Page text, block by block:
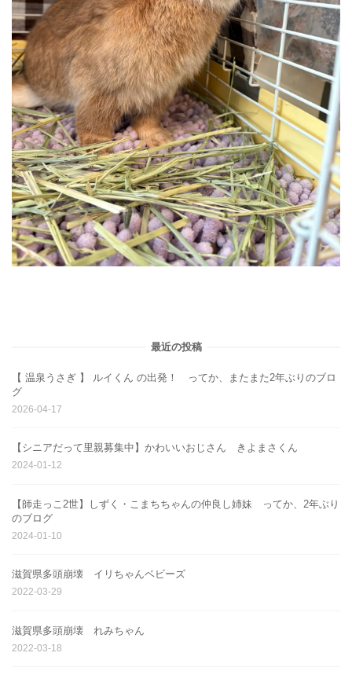
最近の投稿
【 温泉うさぎ 】 ルイくん の出発！ ってか、またまた2年ぶりのブロ
グ
2026-04-17
【シニアだって里親募集中】かわいいおじさん きよまさくん
2024-01-12
【師走っこ2世】しずく・こまちちゃんの仲良し姉妹 ってか、2年ぶり
のブログ
2024-01-10
滋賀県多頭崩壊 イリちゃんベビーズ
2022-03-29
滋賀県多頭崩壊 れみちゃん
2022-03-18